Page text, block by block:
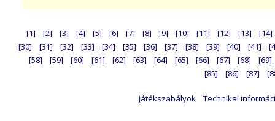
[1] [2] [3] [4] [5] [6] [7] [8] [9] [10] [11] [12] [13]
[14]
[30]
[31] [32] [33] [34] [35] [36] [37] [38] [39] [40] [41]
[58]
[59] [60] [61] [62] [63] [64] [65] [66] [67] [68]
[69]
[85]
[86] [87]
Játékszabályok Technikai